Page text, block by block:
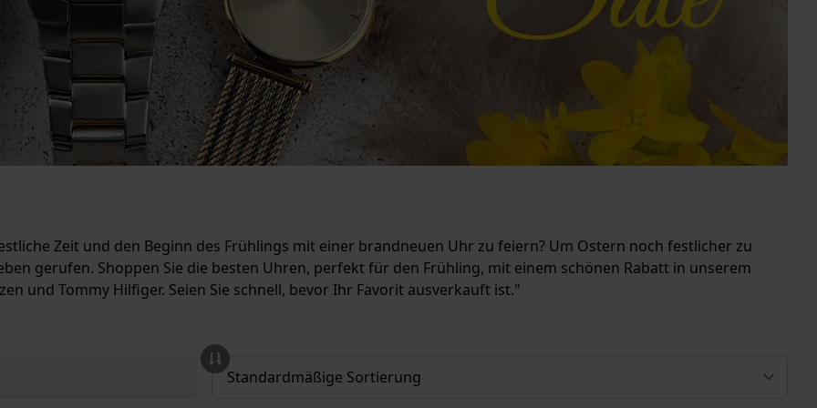
Zeit und den Beginn des Frühlings mit einer brandneuen Uhr zu feiern? Um Ostern noch festlicher zu
gerufen. Shoppen Sie die besten Uhren, perfekt für den Frühling, mit einem schönen Rabatt in unserem
und Tommy Hilfiger. Seien Sie schnell, bevor Ihr Favorit ausverkauft ist."